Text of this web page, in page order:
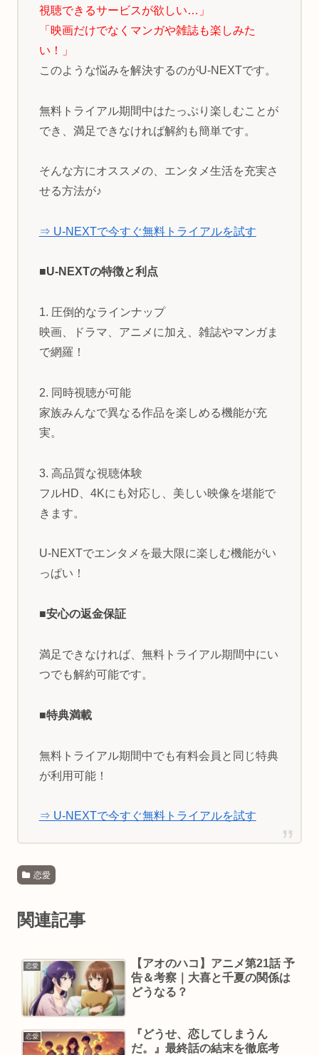
視聴できるサービスが欲しい…」
「映画だけでなくマンガや雑誌も楽しみた
い！」
このような悩みを解決するのがU-NEXTです。
無料トライアル期間中はたっぷり楽しむことが
でき、満足できなければ解約も簡単です。
そんな方にオススメの、エンタメ生活を充実さ
せる方法が♪
⇒ U-NEXTで今すぐ無料トライアルを試す
■U-NEXTの特徴と利点
1. 圧倒的なラインナップ
映画、ドラマ、アニメに加え、雑誌やマンガま
で網羅！
2. 同時視聴が可能
家族みんなで異なる作品を楽しめる機能が充
実。
3. 高品質な視聴体験
フルHD、4Kにも対応し、美しい映像を堪能で
きます。
U-NEXTでエンタメを最大限に楽しむ機能がい
っぱい！
■安心の返金保証
満足できなければ、無料トライアル期間中にい
つでも解約可能です。
■特典満載
無料トライアル期間中でも有料会員と同じ特典
が利用可能！
⇒ U-NEXTで今すぐ無料トライアルを試す
恋愛
関連記事
恋愛
【アオのハコ】アニメ第21話 予
告＆考察｜大喜と千夏の関係は
どうなる？
恋愛
『どうせ、恋してしまうん
だ。』最終話の結末を徹底考